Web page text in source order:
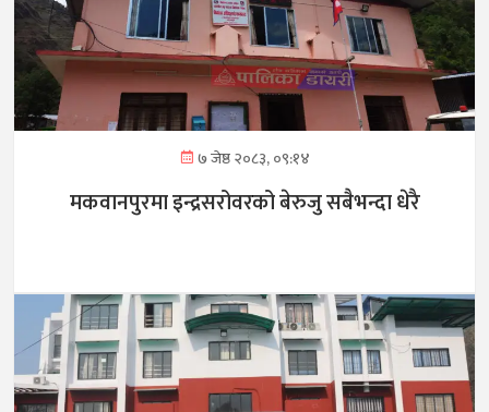
७ जेष्ठ २०८३, ०९:१४
मकवानपुरमा इन्द्रसरोवरको बेरुजु सबैभन्दा धेरै